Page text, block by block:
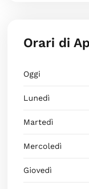
Orari di
Oggi
Lunedì
Martedì
Mercoledì
Giovedì